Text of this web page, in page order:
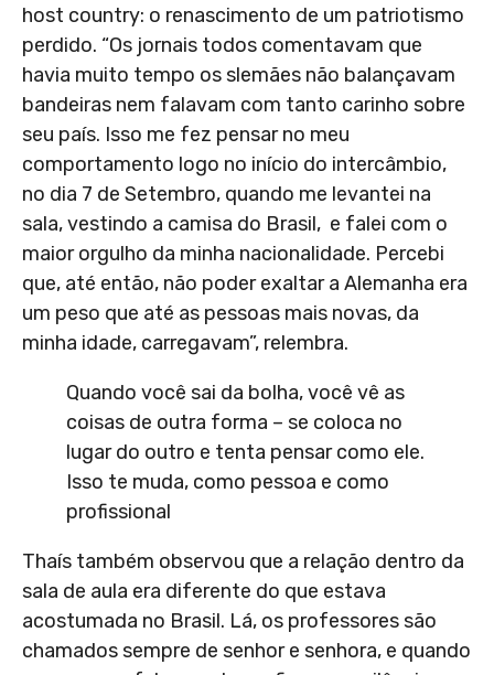
host country: o renascimento de um patriotismo
perdido. “Os jornais todos comentavam que
havia muito tempo os slemães não balançavam
bandeiras nem falavam com tanto carinho sobre
seu país. Isso me fez pensar no meu
comportamento logo no início do intercâmbio,
no dia 7 de Setembro, quando me levantei na
sala, vestindo a camisa do Brasil, e falei com o
maior orgulho da minha nacionalidade. Percebi
que, até então, não poder exaltar a Alemanha era
um peso que até as pessoas mais novas, da
minha idade, carregavam”, relembra.
Quando você sai da bolha, você vê as
coisas de outra forma – se coloca no
lugar do outro e tenta pensar como ele.
Isso te muda, como pessoa e como
profissional
Thaís também observou que a relação dentro da
sala de aula era diferente do que estava
acostumada no Brasil. Lá, os professores são
chamados sempre de senhor e senhora, e quando